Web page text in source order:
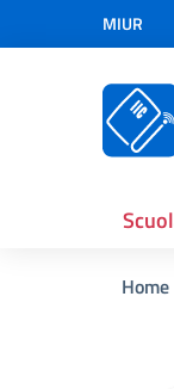
Vai ai contenuti
Vai al menu di
MIUR
Home